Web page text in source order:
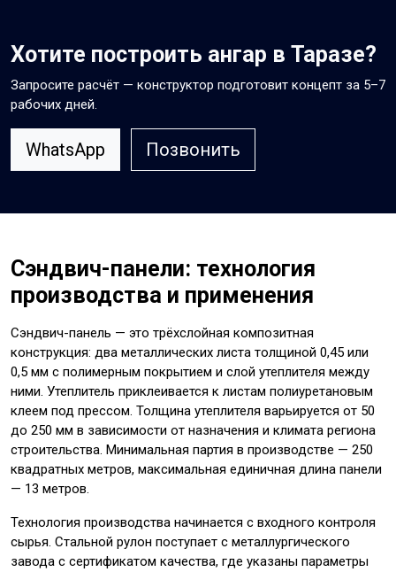
Хотите построить ангар в Таразе?
Запросите расчёт — конструктор подготовит концепт за 5–7
рабочих дней.
WhatsApp Позвонить
Сэндвич-панели: технология
производства и применения
Сэндвич-панель — это трёхслойная композитная
конструкция: два металлических листа толщиной 0,45 или
0,5 мм с полимерным покрытием и слой утеплителя между
ними. Утеплитель приклеивается к листам полиуретановым
клеем под прессом. Толщина утеплителя варьируется от 50
до 250 мм в зависимости от назначения и климата региона
строительства. Минимальная партия в производстве — 250
квадратных метров, максимальная единичная длина панели
— 13 метров.
Технология производства начинается с входного контроля
сырья. Стальной рулон поступает с металлургического
завода с сертификатом качества, где указаны параметры